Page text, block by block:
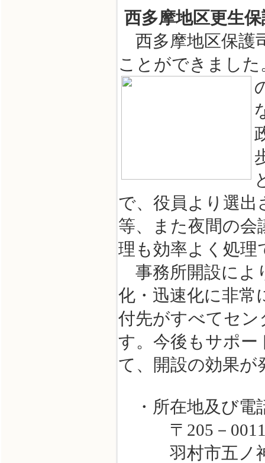
西多摩地区更生
西多摩地区保護
ことができまし
で、役員より選出
等、また夜間の会
理も効率よく処
事務所開設によ
化・迅速化に非常
付先がすべてセ
す。今後もサポー
て、開設の効果
・所在地及び電
〒205－
羽村市五ノ神